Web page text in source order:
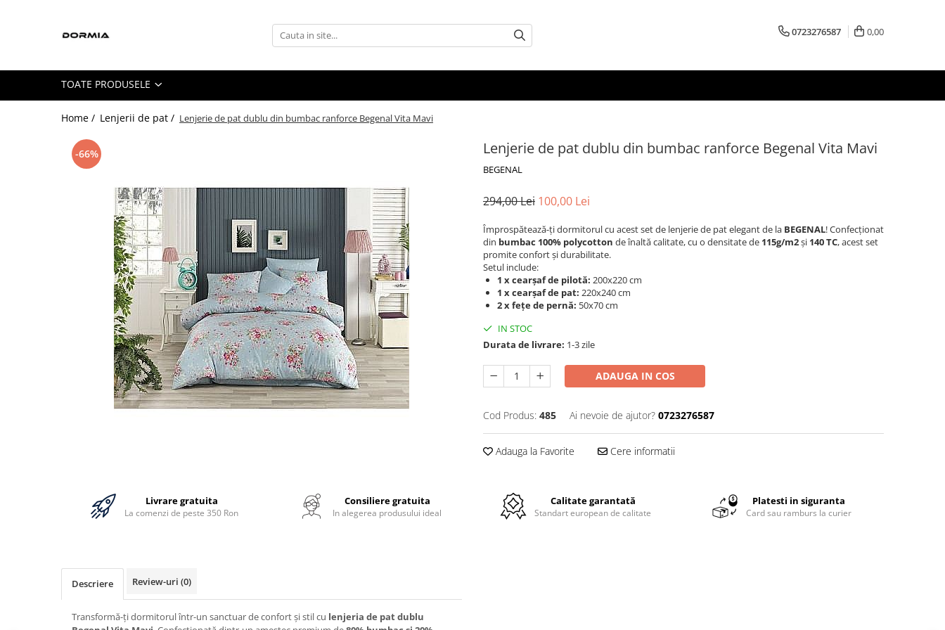
Lenjerii de pat bumbac satinat
Lenjerii de pat din bumbac
Lenjerii de pat fibra de bambus
Lenjerii de pat tesatura Jacquard
Lenjerii pat dublu 6 piese
Covorase si seturi de covoare
0723276587 0,00
TOATE PRODUSELE
Home / Lenjerii de pat / Lenjerie de pat dublu din bumbac ranforce Begenal Vita Mavi
Lenjerie de pat dublu din bumbac ranforce Begenal Vita Mavi
BEGENAL
-66%
294,00 Lei 100,00 Lei
Împrospătează-ți dormitorul cu acest set de lenjerie de pat elegant de la BEGENAL! Confecționat
din bumbac 100% polycotton de înaltă calitate, cu o densitate de 115g/m2și 140 TC, acest set
promite confort și durabilitate.
Setul include:
1 x cearșaf de pilotă: 200x220 cm
1 x cearșaf de pat: 220x240 cm
2 x fețe de pernă: 50x70 cm
IN STOC
Durata de livrare: 1-3 zile
ADAUGA IN COS
Cod Produs: 485 Ai nevoie de ajutor? 0723276587
Adauga la Favorite Cere informatii
Livrare gratuita
La comenzi de peste 350 Ron
Consiliere gratuita
In alegerea produsului ideal
Calitate garantată
Standart european de calitate
Platesti in siguranta
Card sau ramburs la curier
Descriere Review-uri (0)
Transformă-ți dormitorul într-un sanctuar de confort și stil cu lenjeria de pat dublu